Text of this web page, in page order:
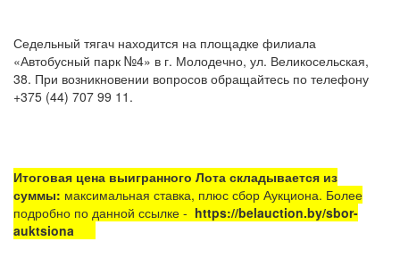
Седельный тягач находится на площадке филиала
«Автобусный парк №4» в г. Молодечно, ул. Великосельская,
38. При возникновении вопросов обращайтесь по телефону
+375 (44) 707 99 11.
Итоговая цена выигранного Лота складывается из
суммы: максимальная ставка, плюс сбор Аукциона. Более
подробно по данной ссылке - https://belauction.by/sbor-
auktsiona